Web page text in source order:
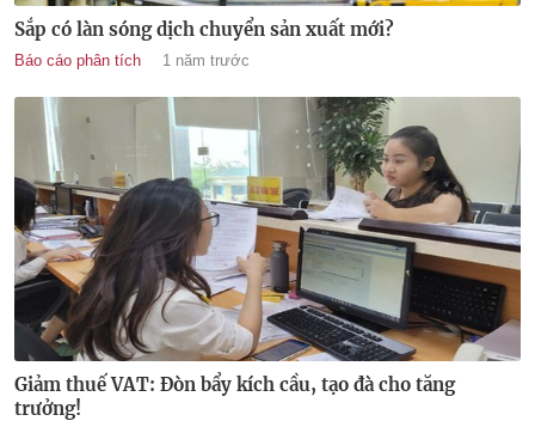
Sắp có làn sóng dịch chuyển sản xuất mới?
Báo cáo phân tích 1 năm trước
Giảm thuế VAT: Đòn bẩy kích cầu, tạo đà cho tăng
trưởng!